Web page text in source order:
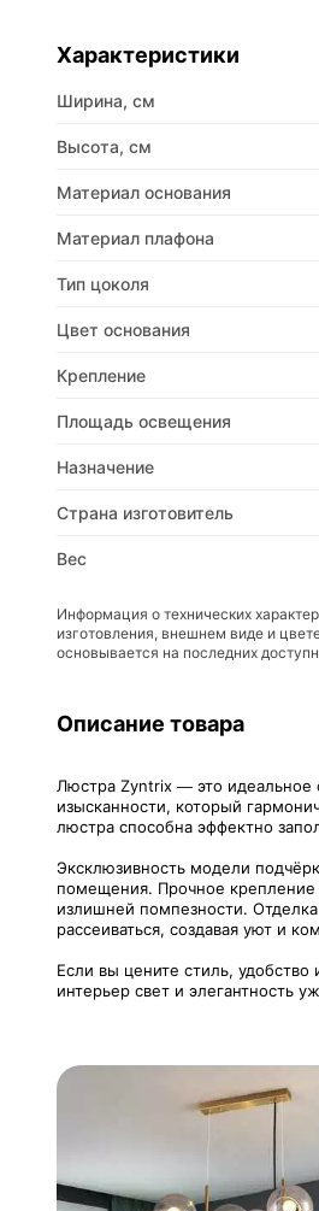
Характеристики
Ширина, см
Высота, см
Материал основания
Материал плафона
Тип цоколя
Цвет основания
Крепление
Площадь освещения
Назначение
Страна изготовитель
Вес
Информация о технических
изготовления, внешнем виде и
основывается на последних
Описание товара
Люстра Zyntrix — это идеальное
изысканности, который
люстра способна эффектно
Эксклюзивность модели
помещения. Прочное
излишней помпезности.
рассеиваться, создавая уют и
Если вы цените стиль,
интерьер свет и элегантность